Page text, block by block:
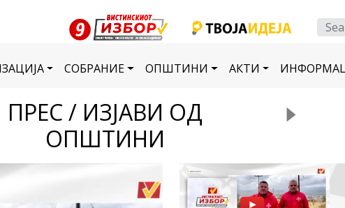
СОБРАНИЕ ОПШТИНИ АКТИ
ПРЕС / ИЗЈАВИ ОД
ОПШТИНИ